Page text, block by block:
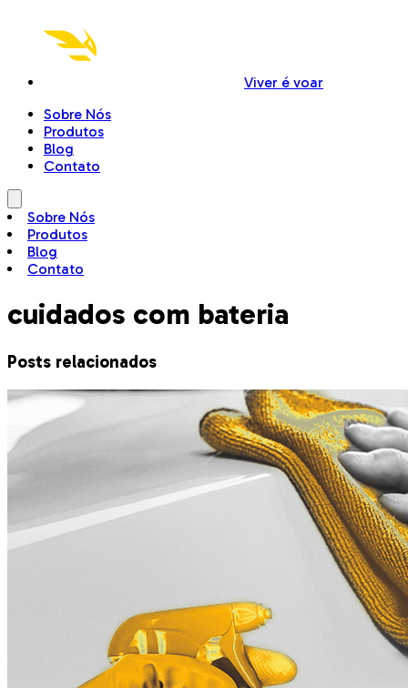
Viver é voar
Sobre Nós
Produtos
Blog
Contato
Sobre Nós
Produtos
Blog
Contato
cuidados com bateria
Posts relacionados